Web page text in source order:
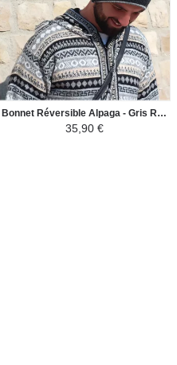
Bonnet Réversible Alpaga - Gris Rayé
35,90 €